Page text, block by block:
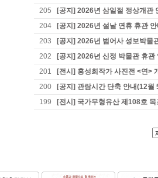
205
[공지] 2026년 삼일절 정상개관
204
[공지] 2026년 설날 연휴 휴관
203
[공지] 2026년 범어사 성보박물
202
[공지] 2026년 신정 박물관 휴관
201
[전시] 홍성희작가 사진전 <연>
200
[공지] 관람시간 단축 안내(12월
199
[전시] 국가무형유산 제108호